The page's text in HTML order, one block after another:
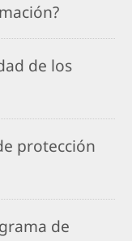
de los
protección
de